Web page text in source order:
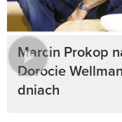
Marcin Prokop
Dorocie
dniach